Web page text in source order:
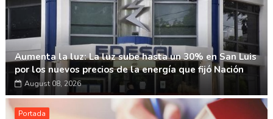
Aumenta la luz: La luz sube hasta un 30% en San Luis
por los nuevos precios de la energía que fijó Nación
August 08, 2026
Portada